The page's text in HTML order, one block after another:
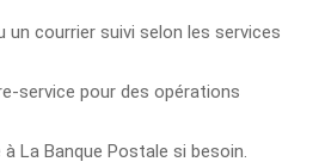
un courrier suivi selon les services
service pour des opérations
La Banque Postale si besoin.